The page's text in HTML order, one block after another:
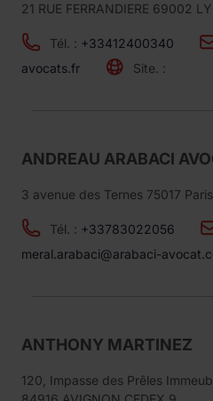
21 RUE FERRANDIERE 69002
Tél. : +33412400340
avocats.fr
Site. :
ANDREAU ARABACI
3 avenue des Ternes 75017 Paris
Tél. : +33783022056
meral.arabaci@arabaci-
ANTHONY MARTINEZ
120, Impasse des Prêles